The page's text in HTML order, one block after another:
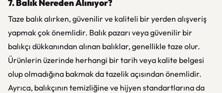
7. Balık Nereden Alınıyor?
Taze balık alırken, güvenilir ve kaliteli bir yerden alışveriş
yapmak çok önemlidir. Balık pazarı veya güvenilir bir
balıkçı dükkanından alınan balıklar, genellikle taze olur.
Ürünlerin üzerinde herhangi bir tarih veya kalite belgesi
olup olmadığına bakmak da tazelik açısından önemlidir.
Ayrıca, balıkçının temizliğine ve hijyen standartlarına da